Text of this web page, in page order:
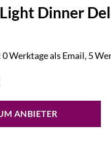
Dinner
Werktage als Email, 5
ANBIETER